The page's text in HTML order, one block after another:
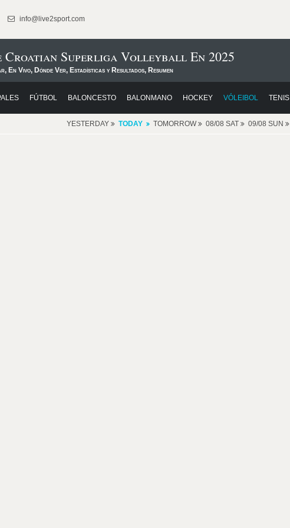
info@live2sport.com
Croatian Superliga Volleyball En 2025
En Vivo, Dónde Ver, Estadísticas y Resultados, Resumen
FÚTBOL BALONCESTO BALONMANO HOCKEY VÓLEIBOL TENIS
YESTERDAY TODAY TOMORROW 08/08 SAT 09/08 SUN